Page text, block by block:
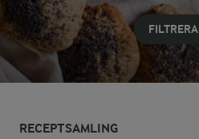
Skriv in sökord för att få förslag
FILTRERA
RECEPTSAMLING